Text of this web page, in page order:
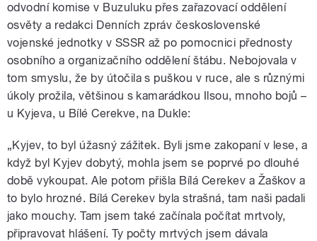
odvodní komise v Buzuluku přes zařazovací oddělení
osvěty a redakci Denních zpráv československé
vojenské jednotky v SSSR až po pomocnici přednosty
osobního a organizačního oddělení štábu. Nebojovala v
tom smyslu, že by útočila s puškou v ruce, ale s různými
úkoly prožila, většinou s kamarádkou Ilsou, mnoho bojů –
u Kyjeva, u Bílé Cerekve, na Dukle:
„Kyjev, to byl úžasný zážitek. Byli jsme zakopaní v lese, a
když byl Kyjev dobytý, mohla jsem se poprvé po dlouhé
době vykoupat. Ale potom přišla Bílá Cerekev a Žaškov a
to bylo hrozné. Bílá Cerekev byla strašná, tam naši padali
jako mouchy. Tam jsem také začínala počítat mrtvoly,
připravovat hlášení. Ty počty mrtvých jsem dávala